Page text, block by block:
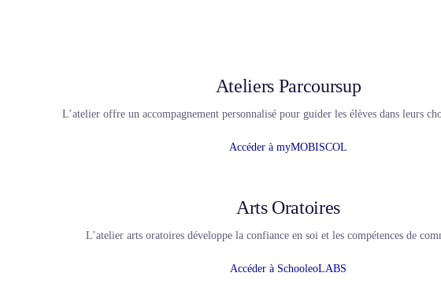
Ateliers Parcoursup
L’atelier offre un accompagnement personnalisé pour guider les élèves dans leurs
Accéder à myMOBISCOL
Arts Oratoires
L’atelier arts oratoires développe la confiance en soi et les compétences de
Accéder à SchooleoLABS